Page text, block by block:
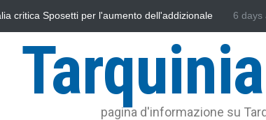
della Tuscia e l'Assonautica Provinciale di Viterbo
6 days
pagina d'informazione su